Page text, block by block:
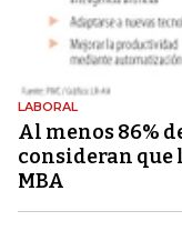
LABORAL
Al menos 86%
consideran que
MBA